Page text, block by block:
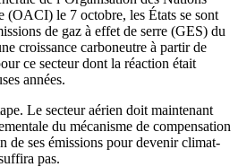
le 7 octobre, les États se sont
de gaz à effet de serre (GES) du
croissance carboneutre à partir de
ce secteur dont la réaction était
années.
Le secteur aérien doit maintenant
du mécanisme de compensation
de ses émissions pour devenir climat-
pas.